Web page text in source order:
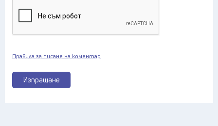
Изпращане
Правила за писане на коментар